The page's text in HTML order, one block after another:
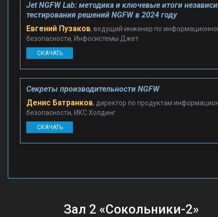
Jet NGFW Lab: методика и ключевые итоги
тестирования решений NGFW в 2024 году
Евгений Пузаков, ведущий инженер по
безопасности, Инфосистемы Джет
СКАЧАТЬ
Секреты производительности NGFW
Денис Батранков, директор по продуктам
безопасности, ИКС Холдинг
СКАЧАТЬ
Зал 2 «Сокольники-2»